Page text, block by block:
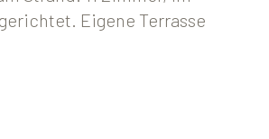
Eigene Terrasse